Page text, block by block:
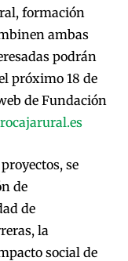
formación
ambas
podrán
próximo 18 de
de Fundación
se
de
de
la
social de